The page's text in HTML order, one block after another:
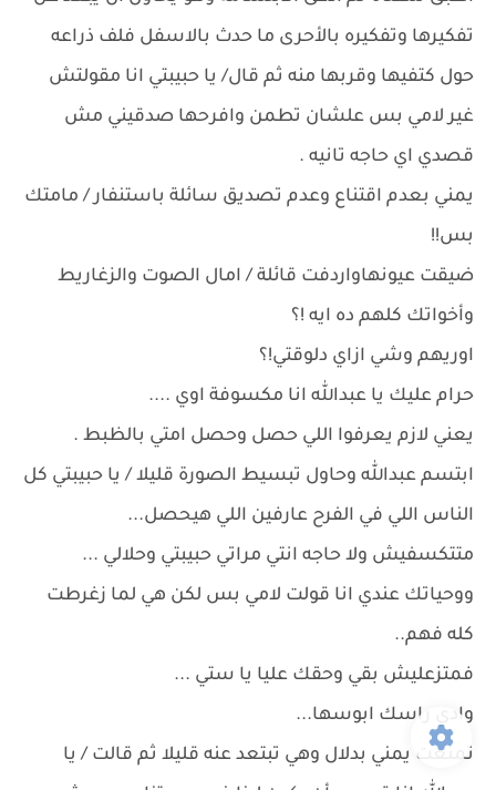
تفكيرها وتفكيره بالأحرى ما حدث بالاسفل فلف ذراعه
حول كتفيها وقربها منه ثم قال/ يا حبيبتي انا مقولتش
غير لامي بس علشان تطمن وافرحها صدقيني مش
قصدي اي حاجه تانيه .
يمني بعدم اقتناع وعدم تصديق سائلة باستنفار / مامتك
بس!!
ضيقت عيونهاواردفت قائلة / امال الصوت والزغاريط
وأخواتك كلهم ده ايه !؟
اوريهم وشي ازاي دلوقتي!؟
حرام عليك يا عبدالله انا مكسوفة اوي ....
يعني لازم يعرفوا اللي حصل وحصل امتي بالظبط .
ابتسم عبدالله وحاول تبسيط الصورة قليلا / يا حبيبتي كل
الناس اللي في الفرح عارفين اللي هيحصل...
متتكسفيش ولا حاجه انتي مراتي حبيبتي وحلالي ...
ووحياتك عندي انا قولت لامي بس لكن هي لما زغرطت
كله فهم..
فمتزعليش بقي وحقك عليا يا ستي ...
وادي راسك ابوسها...
تمنعت يمني بدلال وهي تبتعد عنه قليلا ثم قالت / يا